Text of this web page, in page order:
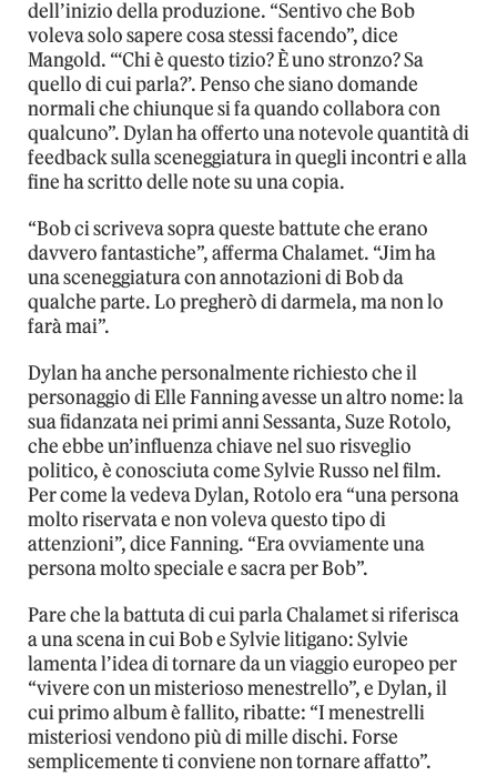
dell’inizio della produzione. “Sentivo che Bob
voleva solo sapere cosa stessi facendo”, dice
Mangold. “‘Chi è questo tizio? È uno stronzo? Sa
quello di cui parla?’. Penso che siano domande
normali che chiunque si fa quando collabora con
qualcuno”. Dylan ha offerto una notevole quantità di
feedback sulla sceneggiatura in quegli incontri e alla
fine ha scritto delle note su una copia.
“Bob ci scriveva sopra queste battute che erano
davvero fantastiche”, afferma Chalamet. “Jim ha
una sceneggiatura con annotazioni di Bob da
qualche parte. Lo pregherò di darmela, ma non lo
farà mai”.
Dylan ha anche personalmente richiesto che il
personaggio di Elle Fanning avesse un altro nome: la
sua fidanzata nei primi anni Sessanta, Suze Rotolo,
che ebbe un’influenza chiave nel suo risveglio
politico, è conosciuta come Sylvie Russo nel film.
Per come la vedeva Dylan, Rotolo era “una persona
molto riservata e non voleva questo tipo di
attenzioni”, dice Fanning. “Era ovviamente una
persona molto speciale e sacra per Bob”.
Pare che la battuta di cui parla Chalamet si riferisca
a una scena in cui Bob e Sylvie litigano: Sylvie
lamenta l’idea di tornare da un viaggio europeo per
“vivere con un misterioso menestrello”, e Dylan, il
cui primo album è fallito, ribatte: “I menestrelli
misteriosi vendono più di mille dischi. Forse
semplicemente ti conviene non tornare affatto”.